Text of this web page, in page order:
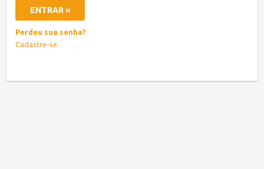
Perdeu sua senha?
Cadastre-se